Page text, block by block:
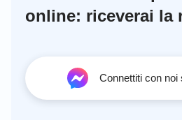
online: riceverai la
Connettiti con